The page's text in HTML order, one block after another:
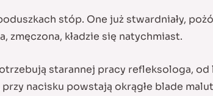
stóp. One już stwardniały,
zmęczona, kładzie się natychmiast.
starannej pracy refleksologa, od
nacisku powstają okrągłe blade